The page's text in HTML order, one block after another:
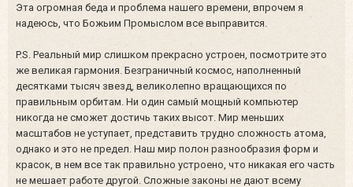
Эта огромная беда и проблема нашего времени, впрочем я
надеюсь, что Божьим Промыслом все выправится.
P.S. Реальный мир слишком прекрасно устроен, посмотрите это
же великая гармония. Безграничный космос, наполненный
десятками тысяч звезд, великолепно вращающихся по
правильным орбитам. Ни один самый мощный компьютер
никогда не сможет достичь таких высот. Мир меньших
масштабов не уступает, представить трудно сложность атома,
однако и это не предел. Наш мир полон разнообразия форм и
красок, в нем все так правильно устроено, что никакая его часть
не мешает работе другой. Сложные законы не дают всему